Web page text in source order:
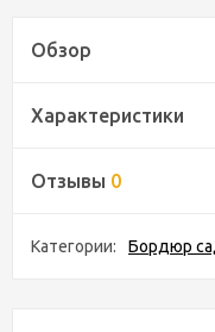
Обзор
Характеристики
Отзывы 0
Категории: Бордюр